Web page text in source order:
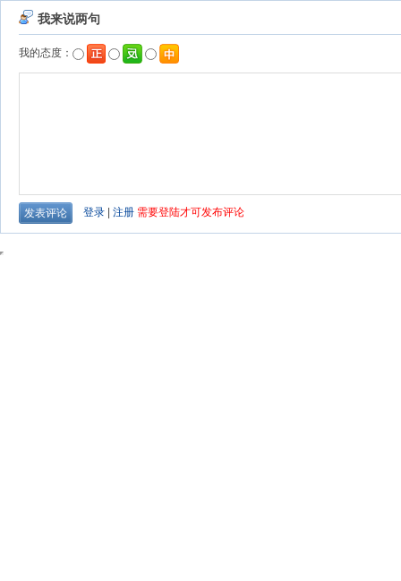
我来说两句
我的态度：
登录 注册 需要登陆才可发布评论